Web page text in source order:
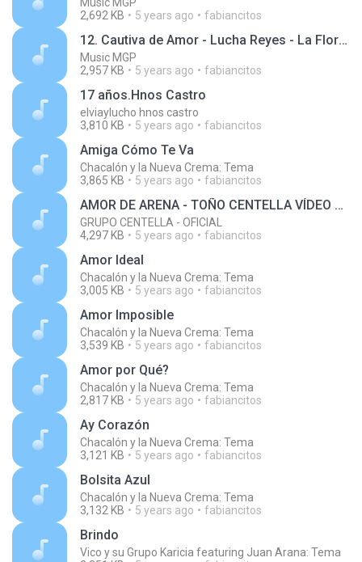
2,692 KB
5 years ago fabiancitos
12. Cautiva de Amor - Lucha Reyes - La Flor de la Canela, Vol. 1 - Serie Regresa
Music MGP
2,957 KB
5 years ago fabiancitos
17 años.Hnos Castro
elviaylucho hnos castro
3,810 KB
5 years ago fabiancitos
Amiga Cómo Te Va
Chacalón y la Nueva Crema: Tema
3,865 KB
5 years ago fabiancitos
AMOR DE ARENA - TOÑO CENTELLA VÍDEO CLIP OFICIAL
GRUPO CENTELLA - OFICIAL
4,297 KB
5 years ago fabiancitos
Amor Ideal
Chacalón y la Nueva Crema: Tema
3,005 KB
5 years ago fabiancitos
Amor Imposible
Chacalón y la Nueva Crema: Tema
3,539 KB
5 years ago fabiancitos
Amor por Qué?
Chacalón y la Nueva Crema: Tema
2,817 KB
5 years ago fabiancitos
Ay Corazón
Chacalón y la Nueva Crema: Tema
3,121 KB
5 years ago fabiancitos
Bolsita Azul
Chacalón y la Nueva Crema: Tema
3,132 KB
5 years ago fabiancitos
Brindo
Vico y su Grupo Karicia featuring Juan Arana: Tema